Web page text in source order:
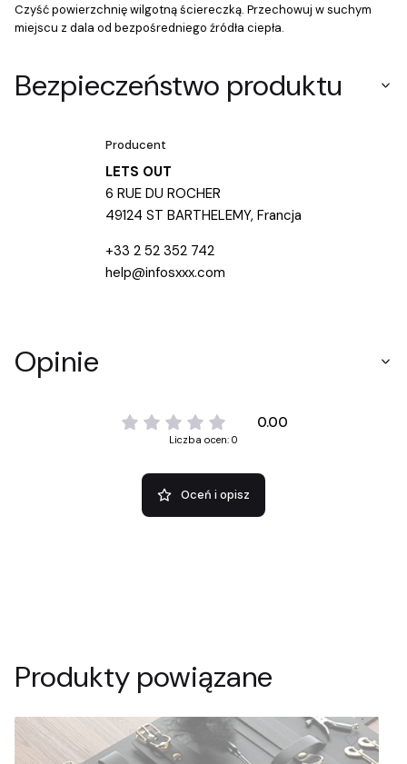
Czyść powierzchnię wilgotną ściereczką. Przechowuj w suchym
miejscu z dala od bezpośredniego źródła ciepła.
Bezpieczeństwo produktu
Producent
LETS OUT
6 RUE DU ROCHER
49124 ST BARTHELEMY, Francja
+33 2 52 352 742
help@infosxxx.com
Opinie
0.00
Liczba ocen: 0
Oceń i opisz
Produkty powiązane